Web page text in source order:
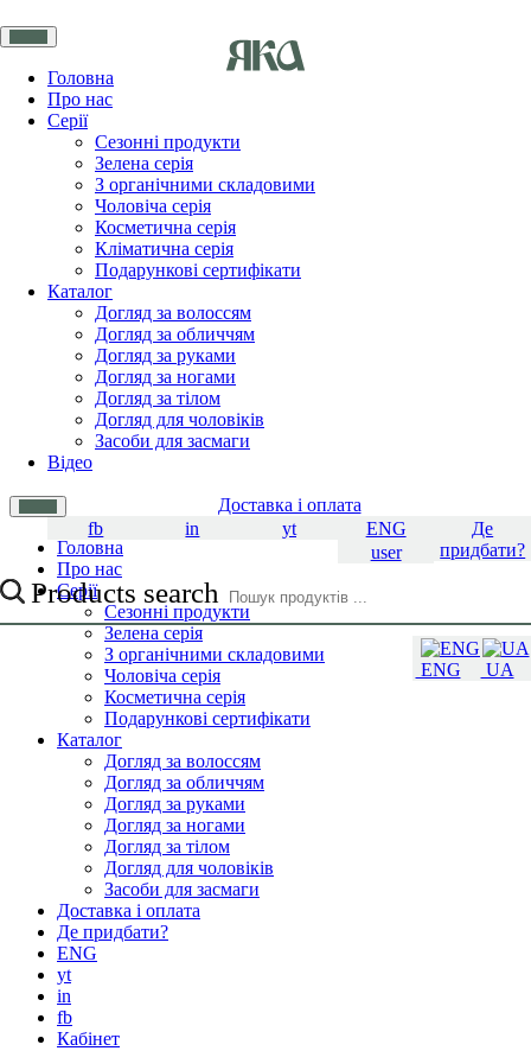
Головна
Про нас
Серії
Сезонні продукти
Зелена серія
З органічними складовими
Чоловіча серія
Косметична серія
Кліматична серія
Подарункові сертифікати
Каталог
Догляд за волоссям
Догляд за обличчям
Догляд за руками
Догляд за ногами
Догляд за тілом
Догляд для чоловіків
Засоби для засмаги
Відео
Доставка і оплата
Де
придбати?
ENG
UA
ENG
yt
in
fb
user
Products search
Головна
Про нас
Серії
Сезонні продукти
Зелена серія
З органічними складовими
Чоловіча серія
Косметична серія
Подарункові сертифікати
Каталог
Догляд за волоссям
Догляд за обличчям
Догляд за руками
Догляд за ногами
Догляд за тілом
Догляд для чоловіків
Засоби для засмаги
Доставка і оплата
Де придбати?
ENG
yt
in
fb
Кабінет